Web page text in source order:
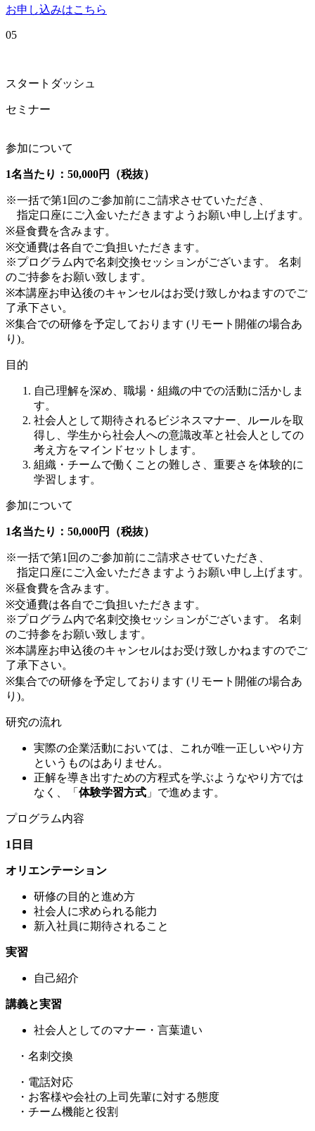
お申し込みはこちら
05
スタートダッシュ
セミナー
参加について
1名当たり：50,000円（税抜）
※一括で第1回のご参加前にご請求させていただき、
指定口座にご入金いただきますようお願い申し上げます。
※昼食費を含みます。
※交通費は各自でご負担いただきます。
※プログラム内で名刺交換セッションがございます。 名刺
のご持参をお願い致します。
※本講座お申込後のキャンセルはお受け致しかねますのでご
了承下さい。
※集合での研修を予定しております (リモート開催の場合あ
り)。
目的
自己理解を深め、職場・組織の中での活動に活かしま
す。
社会人として期待されるビジネスマナー、ルールを取
得し、学生から社会人への意識改革と社会人としての
考え方をマインドセットします。
組織・チームで働くことの難しさ、重要さを体験的に
学習します。
参加について
1名当たり：50,000円（税抜）
※一括で第1回のご参加前にご請求させていただき、
指定口座にご入金いただきますようお願い申し上げます。
※昼食費を含みます。
※交通費は各自でご負担いただきます。
※プログラム内で名刺交換セッションがございます。 名刺
のご持参をお願い致します。
※本講座お申込後のキャンセルはお受け致しかねますのでご
了承下さい。
※集合での研修を予定しております (リモート開催の場合あ
り)。
研究の流れ
実際の企業活動においては、これが唯一正しいやり方
というものはありません。
正解を導き出すための方程式を学ぶようなやり方では
なく、「 体験学習方式 」で進めます。
プログラム内容
1日目
オリエンテーション
研修の目的と進め方
社会人に求められる能力
新入社員に期待されること
実習
自己紹介
講義と実習
社会人としてのマナー・言葉遣い
・名刺交換
・電話対応
・お客様や会社の上司先輩に対する態度
・チーム機能と役割